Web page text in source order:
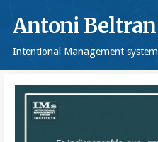
Antoni Beltran
Intentional Management system